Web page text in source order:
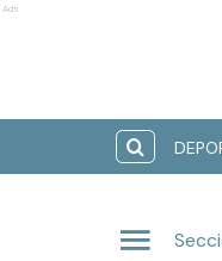
Ads